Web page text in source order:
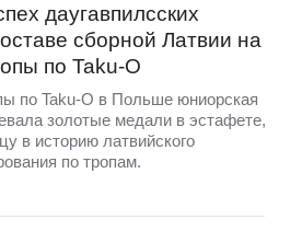
даугавпилсских
сборной Латвии на
по Taku-O
по Taku-O в Польше юниорская
золотые медали в эстафете,
в историю латвийского
по тропам.